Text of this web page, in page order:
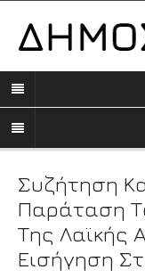
Συζήτηση
Παράταση
Της Λαϊκής
Εισήγηση